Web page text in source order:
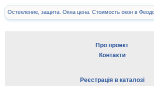
Остекление, защита. Окна цена. Стоимость окон в
Про проект
Контакти
Реєстрація в каталозі